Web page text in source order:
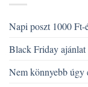
Napi poszt 1000
Black Friday ajánlat
Nem könnyebb úgy